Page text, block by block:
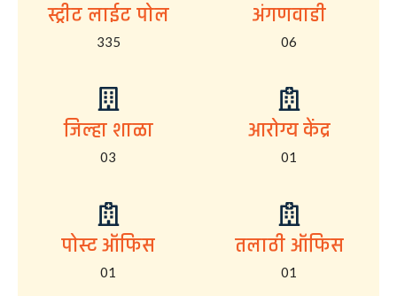
स्ट्रीट लाईट पोल
335
अंगणवाडी
06
जिल्हा शाळा
03
आरोग्य केंद्र
01
पोस्ट ऑफिस
01
तलाठी ऑफिस
01